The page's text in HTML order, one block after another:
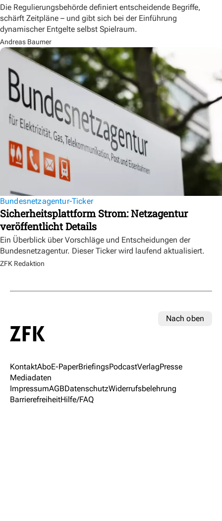
Die Regulierungsbehörde definiert entscheidende Begriffe,
schärft Zeitpläne – und gibt sich bei der Einführung
dynamischer Entgelte selbst Spielraum.
Andreas Baumer
Bundesnetzagentur-Ticker
Sicherheitsplattform Strom: Netzagentur
veröffentlicht Details
Ein Überblick über Vorschläge und Entscheidungen der
Bundesnetzagentur. Dieser Ticker wird laufend aktualisiert.
ZFK Redaktion
Nach oben
KontaktAboE-PaperBriefingsPodcastVerlagPresse
Mediadaten
ImpressumAGBDatenschutzWiderrufsbelehrung
BarrierefreiheitHilfe/FAQ